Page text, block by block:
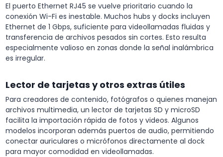
El puerto Ethernet RJ45 se vuelve prioritario cuando la
conexión Wi-Fi es inestable. Muchos hubs y docks incluyen
Ethernet de 1 Gbps, suficiente para videollamadas fluidas y
transferencia de archivos pesados sin cortes. Esto resulta
especialmente valioso en zonas donde la señal inalámbrica
es irregular.
Lector de tarjetas y otros extras útiles
Para creadores de contenido, fotógrafos o quienes manejan
archivos multimedia, un lector de tarjetas SD y microSD
facilita la importación rápida de fotos y videos. Algunos
modelos incorporan además puertos de audio, permitiendo
conectar auriculares o micrófonos directamente al dock
para mayor comodidad en videollamadas.